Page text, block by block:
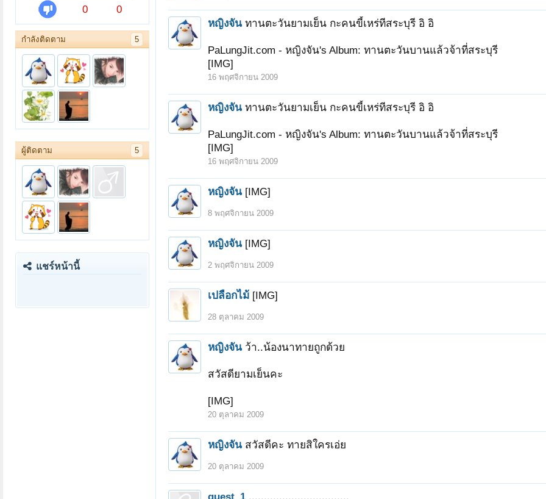
0
0
กำลังติดตาม 5
ผู้ติดตาม 5
แชร์หน้านี้
หญิงจัน ทานตะวันยามเย็น กะคนขี้เหร่ทีสระบุรี อิ อิ
PaLungJit.com - หญิงจัน's Album: ทานตะวันบานแล้วจ้าที่สระบุรี
[IMG]
16 พฤศจิกายน 2009
หญิงจัน ทานตะวันยามเย็น กะคนขี้เหร่ทีสระบุรี อิ อิ
PaLungJit.com - หญิงจัน's Album: ทานตะวันบานแล้วจ้าที่สระบุรี
[IMG]
16 พฤศจิกายน 2009
หญิงจัน [IMG]
8 พฤศจิกายน 2009
หญิงจัน [IMG]
2 พฤศจิกายน 2009
เปลือกไม้ [IMG]
28 ตุลาคม 2009
หญิงจัน ว้า..น้องนาทายถูกด้วย
สวัสดียามเย็นคะ
[IMG]
20 ตุลาคม 2009
หญิงจัน สวัสดีคะ ทายสิใครเอ่ย
20 ตุลาคม 2009
guest_1 .................................